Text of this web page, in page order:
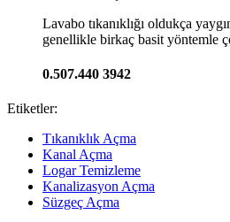
Lavabo tıkanıklığı oldukça
genellikle birkaç basit yöntemle
0.507.440 3942
Etiketler:
Tıkanıklık Açma
Kanal Açma
Logar Temizleme
Kanalizasyon Açma
Süzgeç Açma